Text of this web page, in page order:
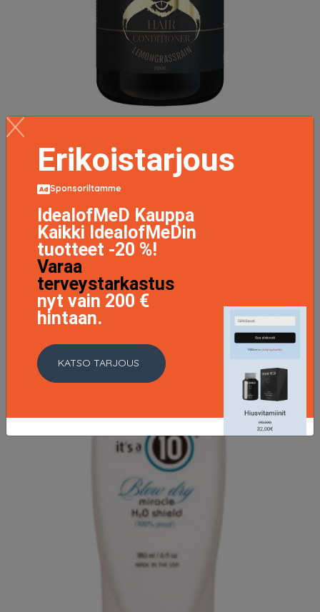
13.26 EUR
18.95 EUR
Erikoistarjous
Sponsoriltamme
IdealofMeD Kauppa
Kaikki IdealofMeDin
tuotteet -20 %!
Varaa
terveystarkastus
nyt vain 200 €
hintaan.
KATSO TARJOUS